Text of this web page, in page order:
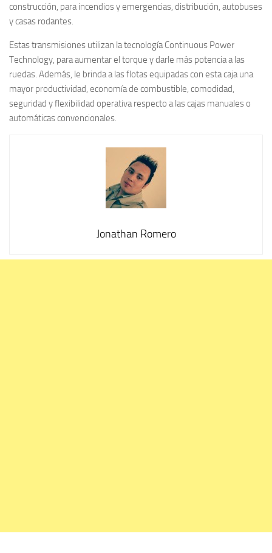
construcción, para incendios y emergencias, distribución, autobuses
y casas rodantes.
Estas transmisiones utilizan la tecnología Continuous Power
Technology, para aumentar el torque y darle más potencia a las
ruedas. Además, le brinda a las flotas equipadas con esta caja una
mayor productividad, economía de combustible, comodidad,
seguridad y flexibilidad operativa respecto a las cajas manuales o
automáticas convencionales.
Jonathan Romero